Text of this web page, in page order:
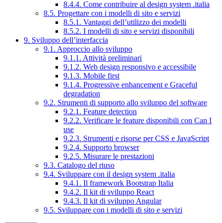
8.4.4. Come contribuire al design system .italia
8.5. Progettare con i modelli di sito e servizi
8.5.1. Vantaggi dell’utilizzo dei modelli
8.5.2. I modelli di sito e servizi disponibili
9. Sviluppo dell’interfaccia
9.1. Approccio allo sviluppo
9.1.1. Attività preliminari
9.1.2. Web design responsivo e accessibile
9.1.3. Mobile first
9.1.4. Progressive enhancement e Graceful
degradation
9.2. Strumenti di supporto allo sviluppo del software
9.2.1. Feature detection
9.2.2. Verificare le feature disponibili con Can I
use
9.2.3. Strumenti e risorse per CSS e JavaScript
9.2.4. Supporto browser
9.2.5. Misurare le prestazioni
9.3. Catalogo del riuso
9.4. Sviluppare con il design system .italia
9.4.1. Il framework Bootstrap Italia
9.4.2. Il kit di sviluppo React
9.4.3. Il kit di sviluppo Angular
9.5. Sviluppare con i modelli di sito e servizi